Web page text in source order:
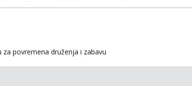
povremena druženja i zabavu